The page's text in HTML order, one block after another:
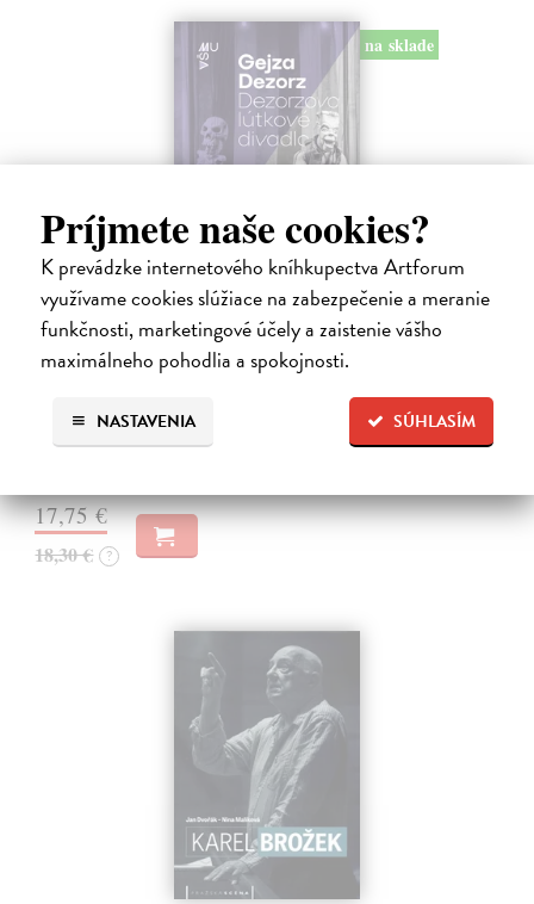
Príjmete naše cookies?
K prevádzke internetového kníhkupectva Artforum
využívame cookies slúžiace na zabezpečenie a meranie
funkčnosti, marketingové účely a zaistenie vášho
maximálneho pohodlia a spokojnosti.
SÚHLASÍM
NASTAVENIA
na sklade
Dezorzovo lútkové divadlo
Dezorz Gejza | Kniha
Kniha o Dezorzovom lútkovom divadle mapuje viac ako dve
desaťročia existencie jedného z najvýraznejších slovenských
nezávislých bábkových súborov. Obsahuje fotografie, spomienky,
výtvarné návrhy, texty…
17,75 €
18,30 € ?